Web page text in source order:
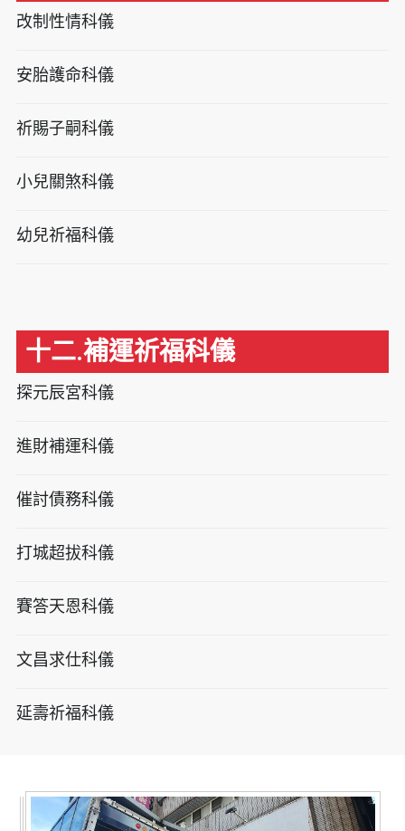
改制性情科儀
安胎護命科儀
祈賜子嗣科儀
小兒關煞科儀
幼兒祈福科儀
十二.補運祈福科儀
探元辰宮科儀
進財補運科儀
催討債務科儀
打城超拔科儀
賽答天恩科儀
文昌求仕科儀
延壽祈福科儀